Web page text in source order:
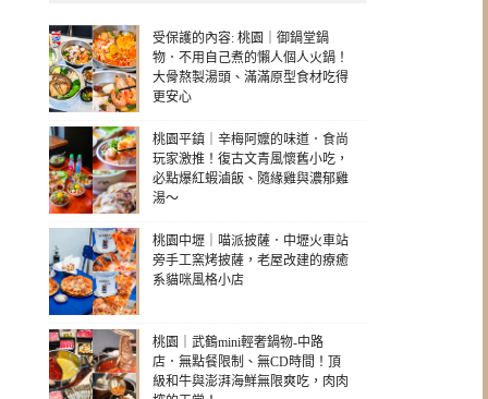
受保護的內容: 桃園｜御鍋堂鍋
物．不用自己煮的懶人個人火鍋！
大骨熬製湯頭、滿滿原型食材吃得
更安心
桃園平鎮｜辛梅阿嬤的味道．食尚
玩家激推！復古文青風懷舊小吃，
必點爆紅蝦滷飯、隨緣雞與濃郁雞
湯～
桃園中壢｜喵派披薩．中壢火車站
旁手工窯烤披薩，老屋改建的療癒
系貓咪風格小店
桃園｜武鶴mini輕奢鍋物-中路
店．無點餐限制、無CD時間！頂
級和牛與澎湃海鮮無限爽吃，肉肉